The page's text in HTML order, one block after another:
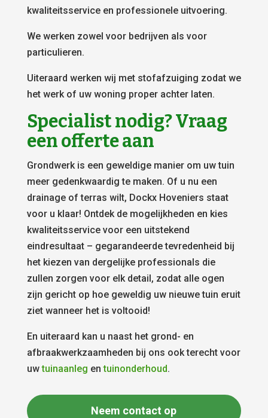
kwaliteitsservice en professionele uitvoering.
We werken zowel voor bedrijven als voor
particulieren.
Uiteraard werken wij met stofafzuiging zodat we
het werk of uw woning proper achter laten.
Specialist nodig? Vraag
een offerte aan
Grondwerk is een geweldige manier om uw tuin
meer gedenkwaardig te maken. Of u nu een
drainage of terras wilt, Dockx Hoveniers staat
voor u klaar! Ontdek de mogelijkheden en kies
kwaliteitsservice voor een uitstekend
eindresultaat – gegarandeerde tevredenheid bij
het kiezen van dergelijke professionals die
zullen zorgen voor elk detail, zodat alle ogen
zijn gericht op hoe geweldig uw nieuwe tuin eruit
ziet wanneer het is voltooid!
En uiteraard kan u naast het grond- en
afbraakwerkzaamheden bij ons ook terecht voor
uwtuinaanleg entuinonderhoud.
Neem contact op